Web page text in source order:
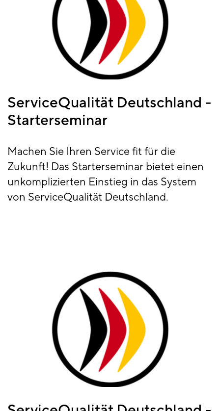
ServiceQualität Deutschland -
Starterseminar
Machen Sie Ihren Service fit für die
Zukunft! Das Starterseminar bietet einen
unkomplizierten Einstieg in das System
von ServiceQualität Deutschland.